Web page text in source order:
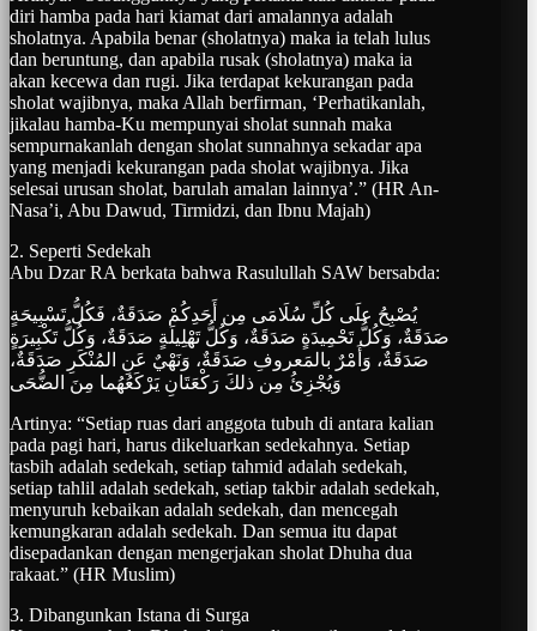
diri hamba pada hari kiamat dari amalannya adalah
sholatnya. Apabila benar (sholatnya) maka ia telah lulus
dan beruntung, dan apabila rusak (sholatnya) maka ia
akan kecewa dan rugi. Jika terdapat kekurangan pada
sholat wajibnya, maka Allah berfirman, ‘Perhatikanlah,
jikalau hamba-Ku mempunyai sholat sunnah maka
sempurnakanlah dengan sholat sunnahnya sekadar apa
yang menjadi kekurangan pada sholat wajibnya. Jika
selesai urusan sholat, barulah amalan lainnya’.” (HR An-
Nasa’i, Abu Dawud, Tirmidzi, dan Ibnu Majah)
2. Seperti Sedekah
Abu Dzar RA berkata bahwa Rasulullah SAW bersabda:
يُصْبِحُ علَى كُلِّ سُلَامَى مِن أَحَدِكُمْ صَدَقَةٌ، فَكُلُّ تَسْبِيحَةٍ
صَدَقَةٌ، وَكُلُّ تَحْمِيدَةٍ صَدَقَةٌ، وَكُلُّ تَهْلِيلَةٍ صَدَقَةٌ، وَكُلُّ تَكْبِيرَةٍ
صَدَقَةٌ، وَأَمْرٌ بالمَعروفِ صَدَقَةٌ، وَنَهْيٌ عَنِ المُنْكَرِ صَدَقَةٌ،
وَيُجْزِئُ مِن ذلكَ رَكْعَتَانِ يَرْكَعُهُما مِنَ الضُّحَى
Artinya: “Setiap ruas dari anggota tubuh di antara kalian
pada pagi hari, harus dikeluarkan sedekahnya. Setiap
tasbih adalah sedekah, setiap tahmid adalah sedekah,
setiap tahlil adalah sedekah, setiap takbir adalah sedekah,
menyuruh kebaikan adalah sedekah, dan mencegah
kemungkaran adalah sedekah. Dan semua itu dapat
disepadankan dengan mengerjakan sholat Dhuha dua
rakaat.” (HR Muslim)
3. Dibangunkan Istana di Surga